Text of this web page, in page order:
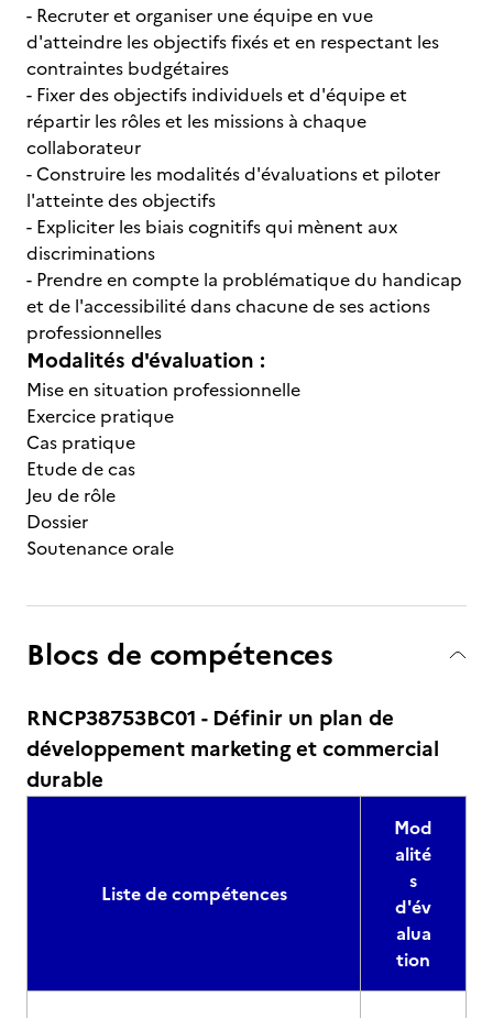
- Recruter et organiser une équipe en vue
d'atteindre les objectifs fixés et en respectant les
contraintes budgétaires
- Fixer des objectifs individuels et d'équipe et
répartir les rôles et les missions à chaque
collaborateur
- Construire les modalités d'évaluations et piloter
l'atteinte des objectifs
- Expliciter les biais cognitifs qui mènent aux
discriminations
- Prendre en compte la problématique du handicap
et de l'accessibilité dans chacune de ses actions
professionnelles
Modalités d'évaluation :
Mise en situation professionnelle
Exercice pratique
Cas pratique
Etude de cas
Jeu de rôle
Dossier
Soutenance orale
Blocs de compétences
RNCP38753BC01 - Définir un plan de
développement marketing et commercial
durable
Liste de compétences
Mod
alité
s
d'év
alua
tion